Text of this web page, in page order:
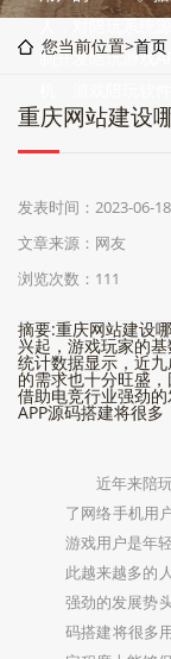
制开发陪玩游戏
您当前位置>首页
重庆网站建设
发表时间：2023-06-
文章来源：网友
浏览次数：111
摘要:重庆网站建设
兴起，游戏玩家的
统计数据显示，近
的需求也十分旺盛
借助电竞行业强劲
APP源码搭建将很多
近年来陪
了网络手机用
游戏用户是年
此越来越多的
强劲的发展势
码搭建将很多